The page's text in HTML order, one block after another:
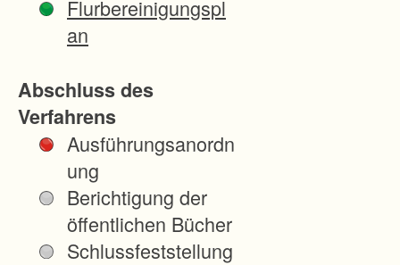
weiter gesichert
weiterentwickelt
Flurbereinigungspl
an
Abschluss des
Verfahrens
Ausführungsanordn
ung
Berichtigung der
öffentlichen Bücher
Schlussfeststellung